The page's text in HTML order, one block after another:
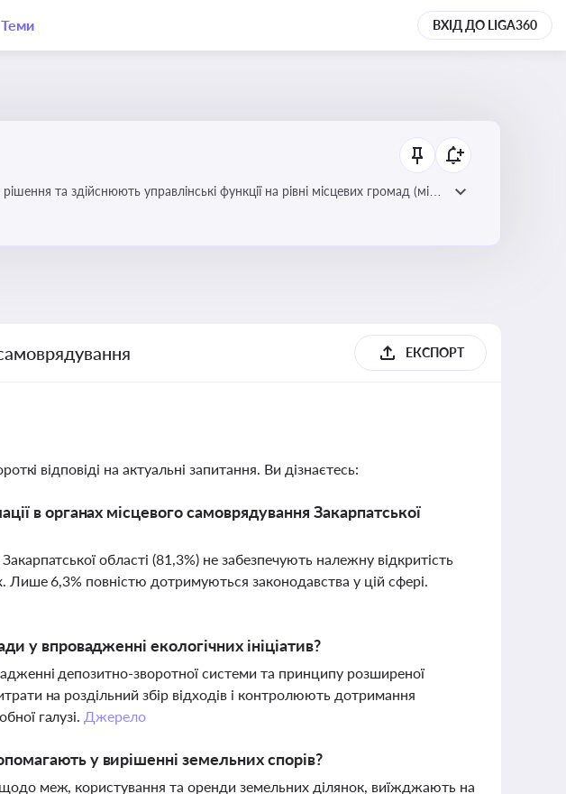
Теми ВХІД ДО LIGA360
та здійснюють управлінські функції на рівні місцевих громад (міст,
ЕКСПОРТ
відповіді на актуальні запитання. Ви дізнаєтесь:
в органах місцевого самоврядування Закарпатської
області (81,3%) не забезпечують належну відкритість
Лише 6,3% повністю дотримуються законодавства у цій сфері.
у впровадженні екологічних ініціатив?
депозитно-зворотної системи та принципу розширеної
на роздільний збір відходів і контролюють дотримання
галузі. Джерело
у вирішенні земельних спорів?
меж, користування та оренди земельних ділянок, виїжджають на